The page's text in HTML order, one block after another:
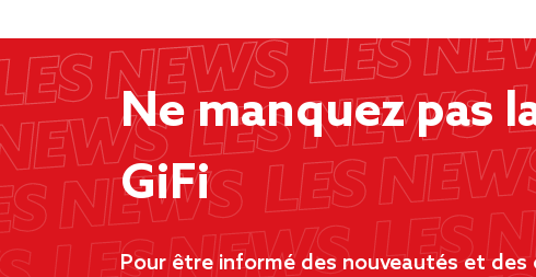
Ne manquez pas
GiFi
Pour être informé des nouveautés et des